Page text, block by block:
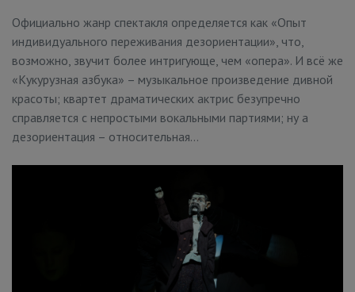
Официально жанр спектакля определяется как «Опыт
индивидуального переживания дезориентации», что,
возможно, звучит более интригующе, чем «опера». И всё же
«Кукурузная азбука» – музыкальное произведение дивной
красоты; квартет драматических актрис безупречно
справляется с непростыми вокальными партиями; ну а
дезориентация – относительная…